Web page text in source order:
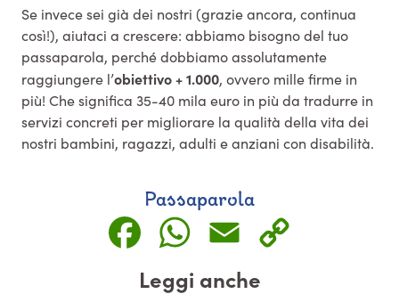
Se invece sei già dei nostri (grazie ancora, continua
così!), aiutaci a crescere: abbiamo bisogno del tuo
passaparola, perché dobbiamo assolutamente
raggiungere l’obiettivo + 1.000, ovvero mille firme in
più! Che significa 35-40 mila euro in più da tradurre in
servizi concreti per migliorare la qualità della vita dei
nostri bambini, ragazzi, adulti e anziani con disabilità.
Passaparola
Facebook
WhatsApp
Email
Leggi anche